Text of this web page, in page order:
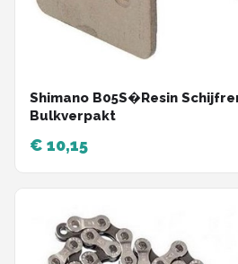
Shimano B05S�Resin
Bulkverpakt
€ 10,15